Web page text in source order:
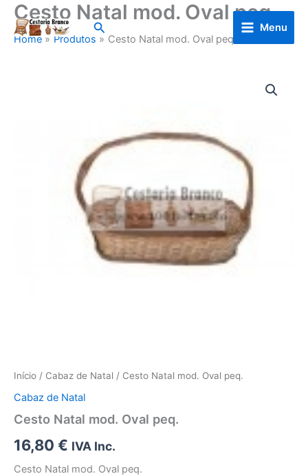
Skip
content
Search Menu
Cesto Natal mod. Oval peq.
Home Produtos Cesto Natal mod. Oval peq.
Início / Cabaz de Natal / Cesto Natal mod. Oval peq.
Cabaz de Natal
Cesto Natal mod. Oval peq.
16,80 € IVA Inc.
Cesto Natal mod. Oval peq.